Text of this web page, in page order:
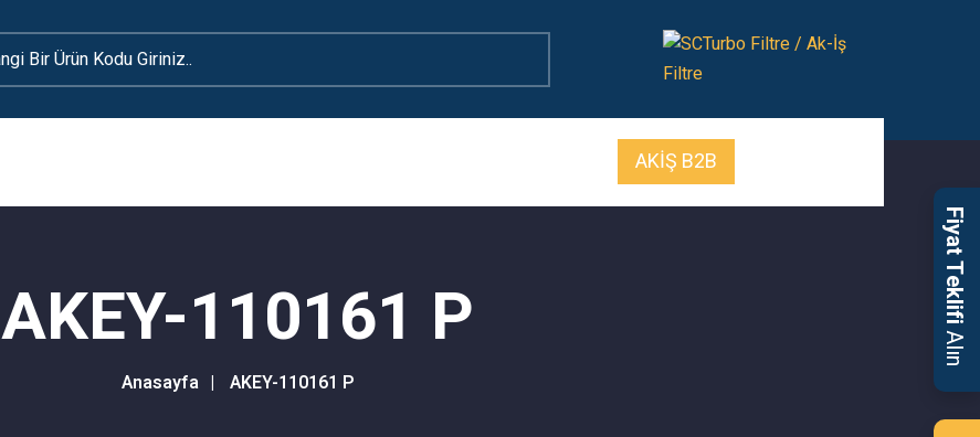
AKİŞ B2B
Fiyat Teklifi
Alın
AKEY-110161 P
Anasayfa AKEY-110161 P